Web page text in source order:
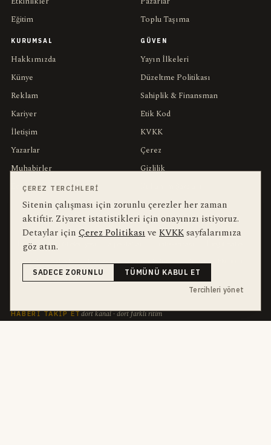
Eğitim
Toplu Taşıma
KURUMSAL
Hakkımızda
Künye
Reklam
Kariyer
İletişim
Yazarlar
Muhabirler
Editörler
GÜVEN
Yayın İlkeleri
Düzeltme Politikası
Sahiplik & Finansman
Etik Kod
KVKK
Çerez
Gizlilik
YEREL ARANANLARbu hafta en çok aranan
İnegöl inegol-belediyesi
futbol
İnegölspor
HABERI TAKIP ETdört kanal · dört farklı ritim
ÇEREZ TERCIHLERI
Sitenin çalışması için zorunlu çerezler her zaman
aktiftir. Ziyaret istatistikleri için onayınızı istiyoruz.
Detaylar için Çerez Politikasıve KVKKsayfalarımıza
göz atın.
SADECE ZORUNLU
TÜMÜNÜ KABUL ET
Tercihleri yönet